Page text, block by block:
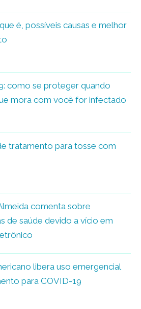
é, possíveis causas e melhor
como se proteger quando
mora com você for infectado
tratamento para tosse com
comenta sobre
de saúde devido a vício em
libera uso emergencial
para COVID-19